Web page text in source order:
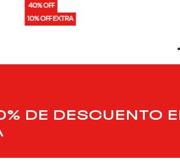
40% OFF
10% OFF EXTRA
DE DESCUENTO